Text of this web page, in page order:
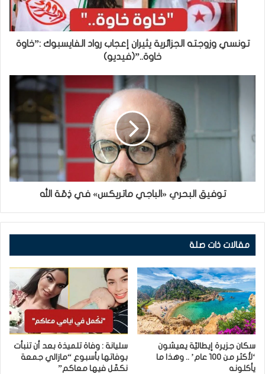
تونسي وزوجته الجزائرية يثيران إعجاب رواد الفايسبوك :”خاوة
خاوة..”(فيديو)
توفيق البحري «الباجي ماتريكس» في ذِمّة الله
مقالات ذات صلة
سكان جزيرة إيطاليّة يعيشون
‘لأكثر من 100 عام’ .. وهذا ما
يأكلونه
سليانة : وفاة تلميذة بعد أن تنبأت
بوفاتها بأسبوع “مازالي جمعة
نكمّل فيها معاكم”